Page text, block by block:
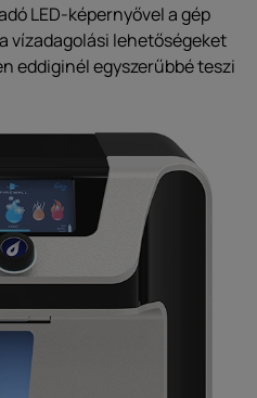
LED-képernyővel a gép
vízadagolási lehetőségeket
eddiginél egyszerűbbé teszi